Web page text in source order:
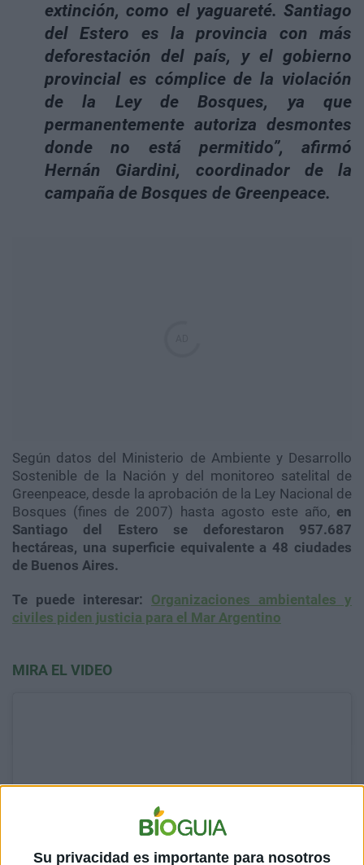
Su privacidad es importante para nosotros
extinción, como el yaguareté. Santiago
del Estero es la provincia con más
deforestación del país, y el gobierno
provincial es cómplice de la violación
de la Ley de Bosques, ya que
permanentemente autoriza desmontes
donde no está permitido”, afirmó
Hernán Giardini, coordinador de la
campaña de Bosques de Greenpeace.
Según datos del Ministerio de Ambiente y Desarrollo
Sostenible de la Nación y del monitoreo satelital de
Greenpeace, desde la aprobación de la Ley Nacional de
Bosques (fines de 2007) hasta agosto este año, en
Santiago del Estero se deforestaron 957.687
hectáreas, una superficie equivalente a 48 ciudades
de Buenos Aires.
Te puede interesar: Organizaciones ambientales y
civiles piden justicia para el Mar Argentino
MIRA EL VIDEO